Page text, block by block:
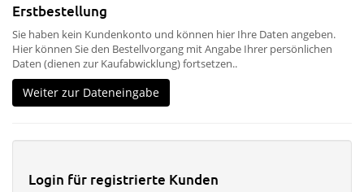
Erstbestellung
Sie haben kein Kundenkonto und können hier Ihre Daten angeben.
Hier können Sie den Bestellvorgang mit Angabe Ihrer persönlichen
Daten (dienen zur Kaufabwicklung) fortsetzen..
Weiter zur Dateneingabe
Login für registrierte Kunden